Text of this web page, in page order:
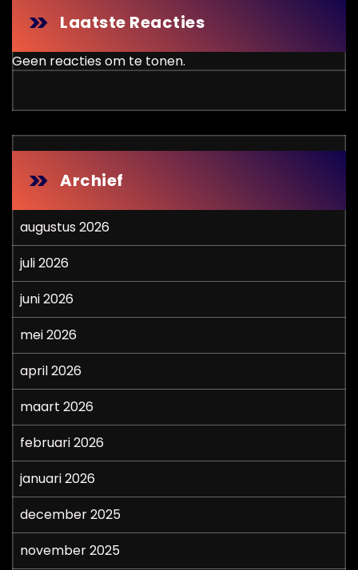
Laatste Reacties
Geen reacties om te tonen.
Archief
augustus 2026
juli 2026
juni 2026
mei 2026
april 2026
maart 2026
februari 2026
januari 2026
december 2025
november 2025